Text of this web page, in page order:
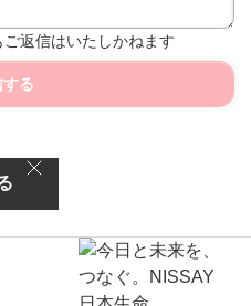
返信はいたしかねます
る